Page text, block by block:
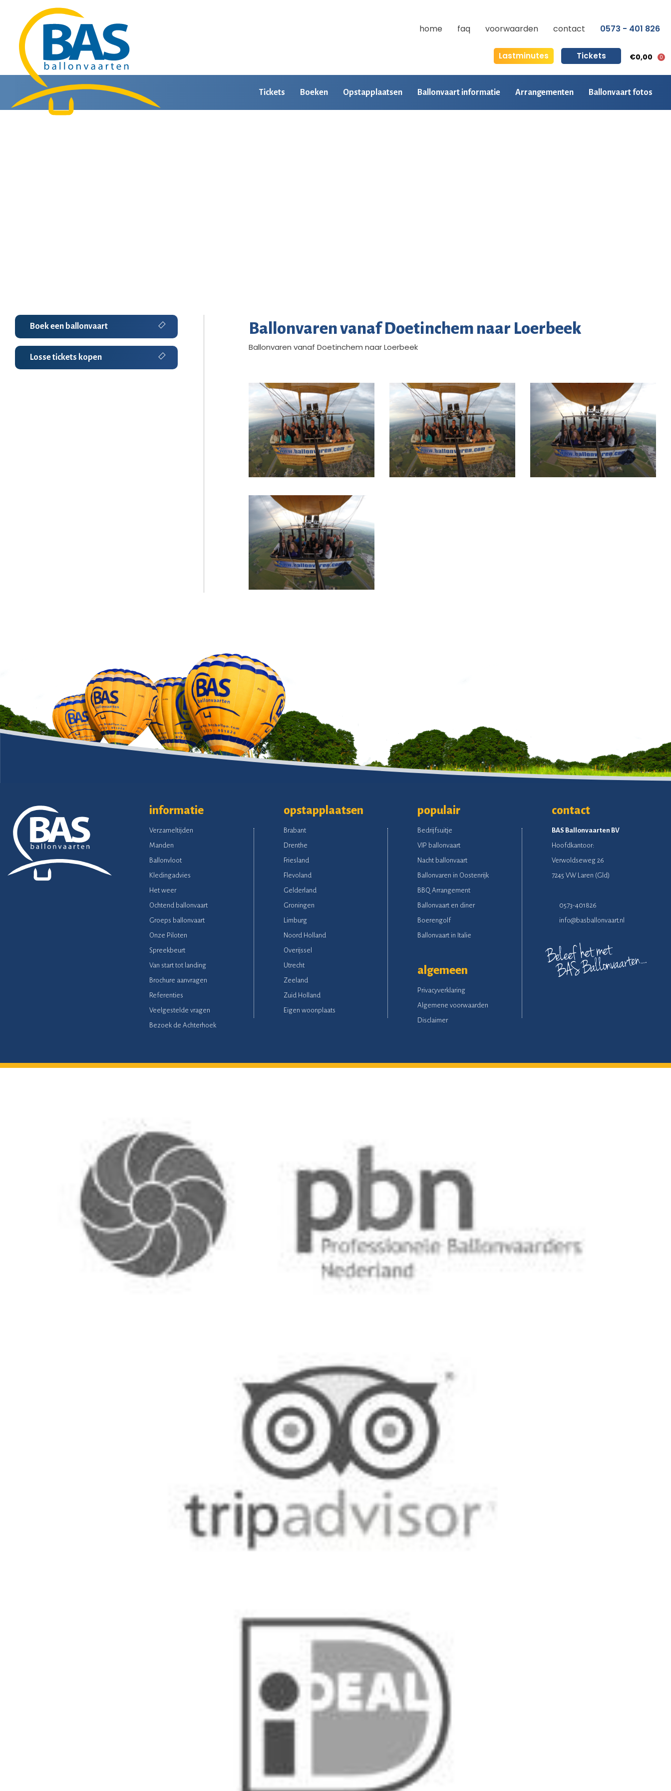
home faq voorwaarden contact 0573 - 401 826
Lastminutes Tickets €0,00 0
Tickets Boeken Opstapplaatsen Ballonvaart informatie Arrangementen Ballonvaart fotos
Boek een ballonvaart
Losse tickets kopen
Ballonvaren vanaf Doetinchem naar Loerbeek
Ballonvaren vanaf Doetinchem naar Loerbeek
informatie
Verzameltijden
Manden
Ballonvloot
Kledingadvies
Het weer
Ochtend ballonvaart
Groeps ballonvaart
Onze Piloten
Spreekbeurt
Van start tot landing
Brochure aanvragen
Referenties
Veelgestelde vragen
Bezoek de Achterhoek
opstapplaatsen
Brabant
Drenthe
Friesland
Flevoland
Gelderland
Groningen
Limburg
Noord Holland
Overijssel
Utrecht
Zeeland
Zuid Holland
Eigen woonplaats
populair
Bedrijfsuitje
VIP ballonvaart
Nacht ballonvaart
Ballonvaren in Oostenrijk
BBQ Arrangement
Ballonvaart en diner
Boerengolf
Ballonvaart in Italie
algemeen
Privacyverklaring
Algemene voorwaarden
Disclaimer
contact
BAS Ballonvaarten BV
Hoofdkantoor:
Verwoldseweg 26
7245 VW Laren (Gld)
0573-401826
info@basballonvaart.nl